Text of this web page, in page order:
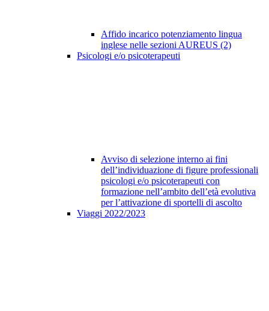
Affido incarico potenziamento lingua
inglese nelle sezioni AUREUS (2)
Psicologi e/o psicoterapeuti
Avviso di selezione interno ai fini
dell’individuazione di figure professionali
psicologi e/o psicoterapeuti con
formazione nell’ambito dell’età evolutiva
per l’attivazione di sportelli di ascolto
Viaggi 2022/2023